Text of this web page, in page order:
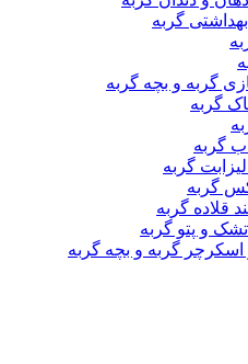
بهداشتی گربه
گربه و بچه گربه
گربه
گربه
گربه
گربه
قلاده گربه
و پتو گربه
گربه و بچه گربه